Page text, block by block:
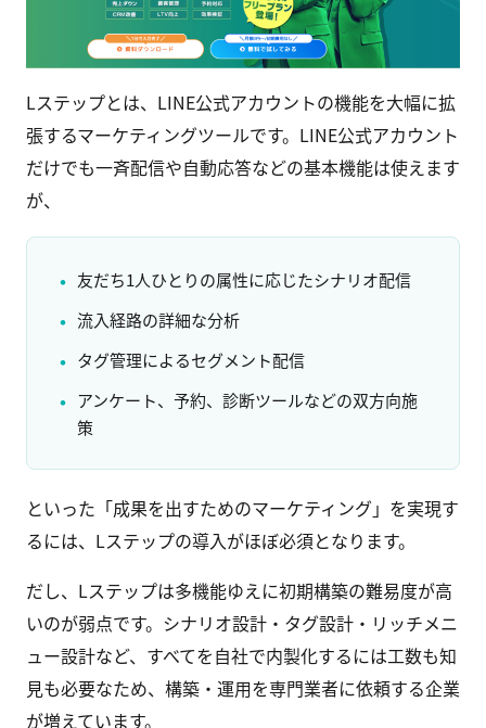
Lステップとは、LINE公式アカウントの機能を大幅に拡
張するマーケティングツールです。LINE公式アカウント
だけでも一⻫配信や自動応答などの基本機能は使えます
が、
友だち1人ひとりの属性に応じたシナリオ配信
流入経路の詳細な分析
タグ管理によるセグメント配信
アンケート、予約、診断ツールなどの双方向施
策
といった「成果を出すためのマーケティング」を実現す
るには、Lステップの導入がほぼ必須となります。
だし、Lステップは多機能ゆえに初期構築の難易度が高
いのが弱点です。シナリオ設計・タグ設計・リッチメニ
ュー設計など、すべてを自社で内製化するには工数も知
見も必要なため、構築・運用を専門業者に依頼する企業
が増えています。